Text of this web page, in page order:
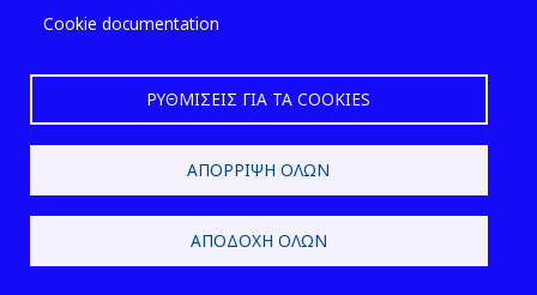
από τις 18.10.1985 και περιέχονται σε
οποίες έχουν εκδοθεί κατ’
εξουσιοδότηση του άρθρου 6 του
των περί υγιεινήςκαι ασφαλείας των
εργατών κ.λπ. διατάξεων» (Α ́ 200),
διοικητικών και ποινικών
Cookie documentation
ΡΥΘΜΊΣΕΙΣ ΓΙΑ ΤΑ COOKIES
ΑΠΌΡΡΙΨΗ ΌΛΩΝ
ΑΠΟΔΟΧΉ ΌΛΩΝ